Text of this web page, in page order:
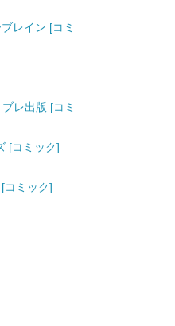
レイン [コミ
レ出版 [コミ
[コミック]
コミック]